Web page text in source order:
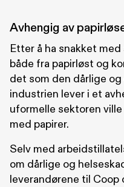
Avhengig av
Etter å ha snakket
både fra papirløst og
det som den dårlige
industrien lever i et
uformelle sektoren
med papirer.
Selv med
om dårlige og
leverandørene til Coop